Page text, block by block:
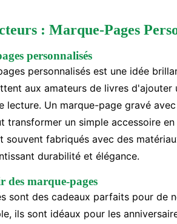
: Marque-Pages
personnalisés
personnalisés est une idée
aux amateurs de livres d'ajouter
lecture. Un marque-page gravé
transformer un simple accessoire
souvent fabriqués avec des
durabilité et élégance.
des marque-pages
sont des cadeaux parfaits pour de
ils sont idéaux pour les